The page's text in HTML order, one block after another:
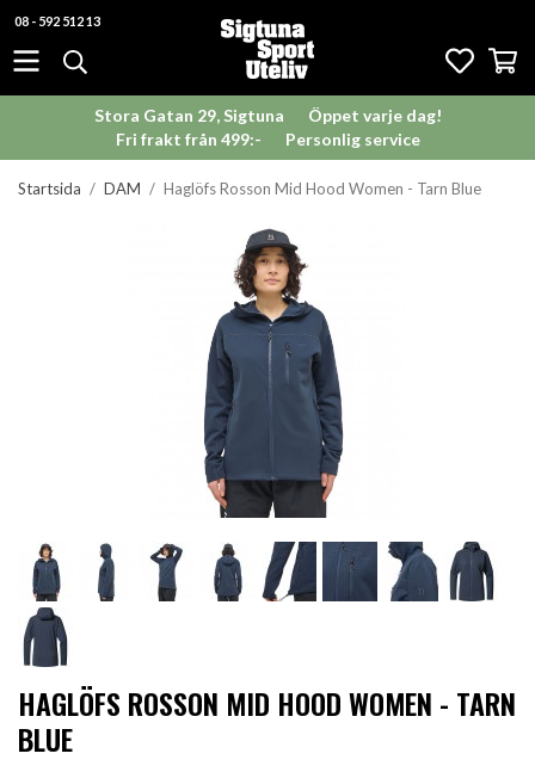
08 - 592 512 13
Stora Gatan 29, Sigtuna
Öppet varje dag!
Fri frakt från 499:-
Personlig service
Startsida / DAM / Haglöfs Rosson Mid Hood Women - Tarn Blue
HAGLÖFS ROSSON MID HOOD WOMEN - TARN
BLUE